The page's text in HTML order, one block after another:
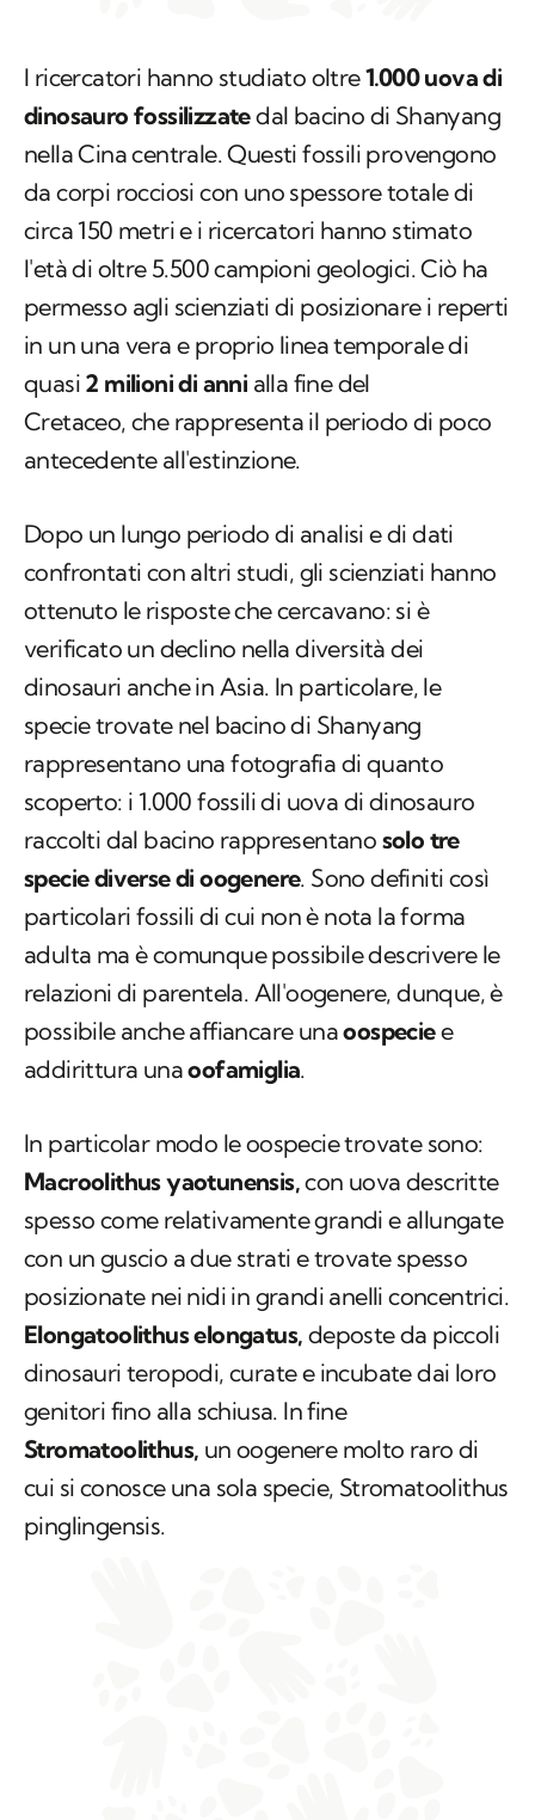
I ricercatori hanno studiato oltre 1.000 uova di
dinosauro fossilizzatedal bacino di Shanyang
nella Cina centrale. Questi fossili provengono
da corpi rocciosi con uno spessore totale di
circa 150 metri e i ricercatori hanno stimato
l'età di oltre 5.500 campioni geologici. Ciò ha
permesso agli scienziati di posizionare i reperti
in un una vera e proprio linea temporale di
quasi2 milioni di annialla fine del
Cretaceo, che rappresenta il periodo di poco
Dopo un lungo periodo di analisi e di dati
confrontati con altri studi, gli scienziati hanno
ottenuto le risposte che cercavano: si è
verificato un declino nella diversità dei
dinosauri anche in Asia. In particolare, le
specie trovate nel bacino di Shanyang
rappresentano una fotografia di quanto
scoperto: i 1.000 fossili di uova di dinosauro
raccolti dal bacino rappresentanosolo tre
specie diverse di oogenere. Sono definiti così
particolari fossili di cui non è nota la forma
adulta ma è comunque possibile descrivere le
relazioni di parentela. All'oogenere, dunque, è
possibile anche affiancare una
In particolar modo le oospecie trovate sono:
Macroolithus yaotunensis,con uova descritte
spesso come relativamente grandi e allungate
con un guscio a due strati e trovate spesso
posizionate nei nidi in grandi anelli concentrici.
Elongatoolithus elongatus,deposte da piccoli
dinosauri teropodi, curate e incubate dai loro
genitori fino alla schiusa. In fine
Stromatoolithus,un oogenere molto raro di
cui si conosce una sola specie,